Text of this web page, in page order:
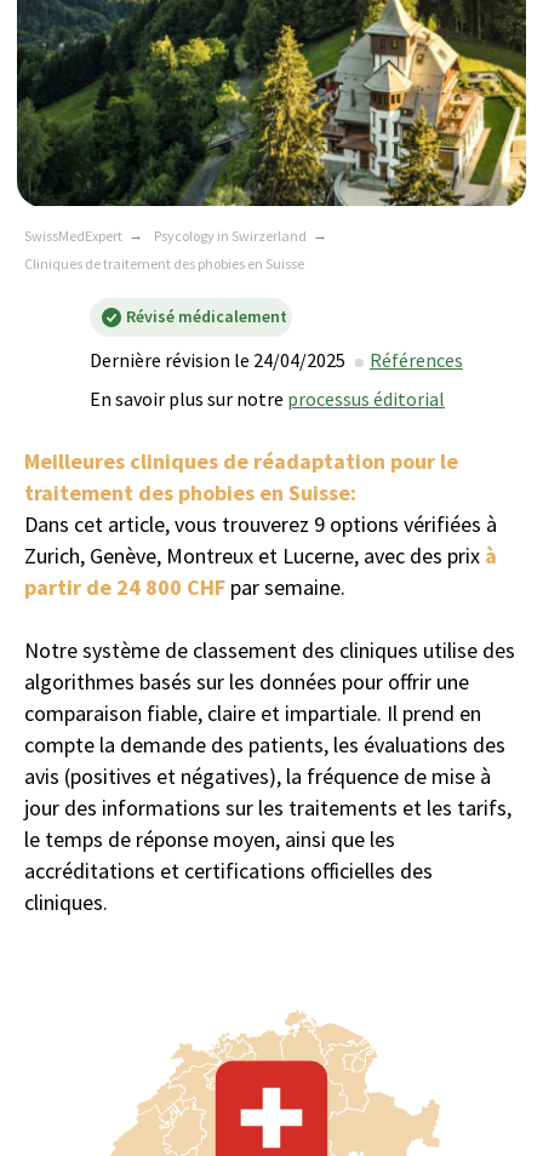
SwissMedExpert → Psycology in Swirzerland →
Cliniques de traitement des phobies en Suisse
Révisé médicalement
Dernière révision le 24/04/2025
En savoir plus sur notre processus éditorial
Références
Meilleures cliniques de réadaptation pour le
traitement des phobies en Suisse:
Dans cet article, vous trouverez 9 options vérifiées à
Zurich, Genève, Montreux et Lucerne, avec des prix à
partir de 24 800 CHF par semaine.
Notre système de classement des cliniques utilise des
algorithmes basés sur les données pour offrir une
comparaison fiable, claire et impartiale. Il prend en
compte la demande des patients, les évaluations des
avis (positives et négatives), la fréquence de mise à
jour des informations sur les traitements et les tarifs,
le temps de réponse moyen, ainsi que les
accréditations et certifications officielles des
cliniques.
Il n'est pas surprenant que la Suisse,
l'un des pays les plus riches et les
plus discrets au monde, soit devenue
une sorte de plaque tournante pour
les traitements de luxe contre les
addictions et les problèmes de santé